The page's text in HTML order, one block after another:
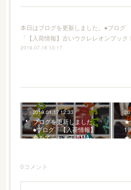
本日はブログを更新しました。●ブログ
「【入荷情報】古いウクレレオンブッ
2019.07.18 13:17
2019.01.17 12:33
ブログを更新しました。
●ブログ「【入荷情報】
奇をてらわず王道MA-…
★
0コメント